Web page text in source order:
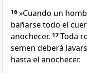
16»Cuando un
bañarse todo el
anochecer. 17Toda
semen deberá
hasta el anochecer.